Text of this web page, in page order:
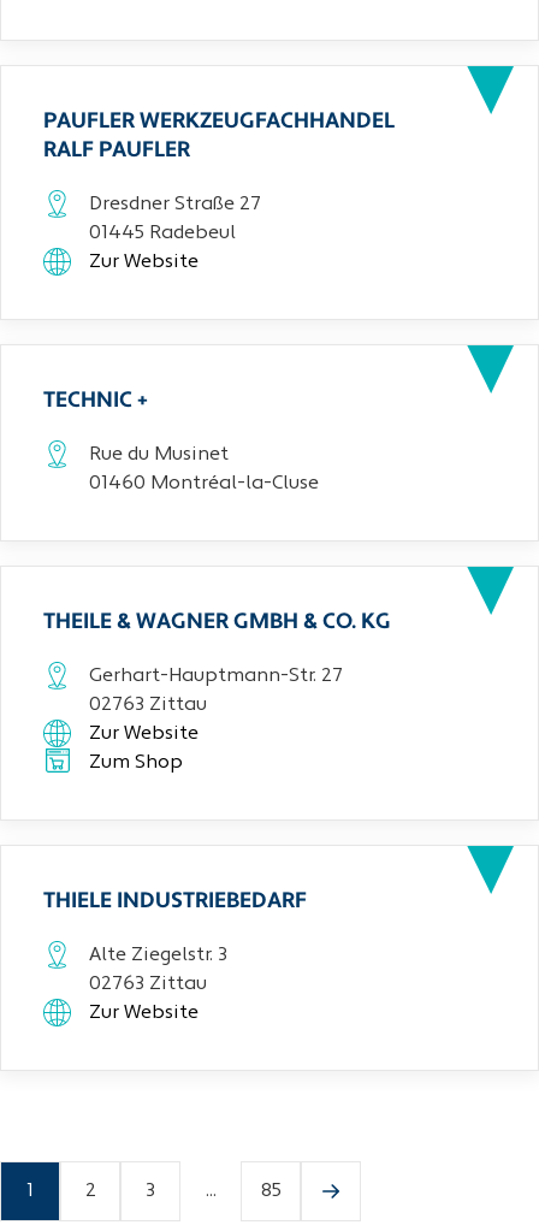
PAUFLER WERKZEUGFACHHANDEL
RALF PAUFLER
Dresdner Straße 27
01445 Radebeul
Zur Website
TECHNIC +
Rue du Musinet
01460 Montréal-la-Cluse
THEILE & WAGNER GMBH & CO. KG
Gerhart-Hauptmann-Str. 27
02763 Zittau
Zur Website
Zum Shop
THIELE INDUSTRIEBEDARF
Alte Ziegelstr. 3
02763 Zittau
Zur Website
2 3 ... 85